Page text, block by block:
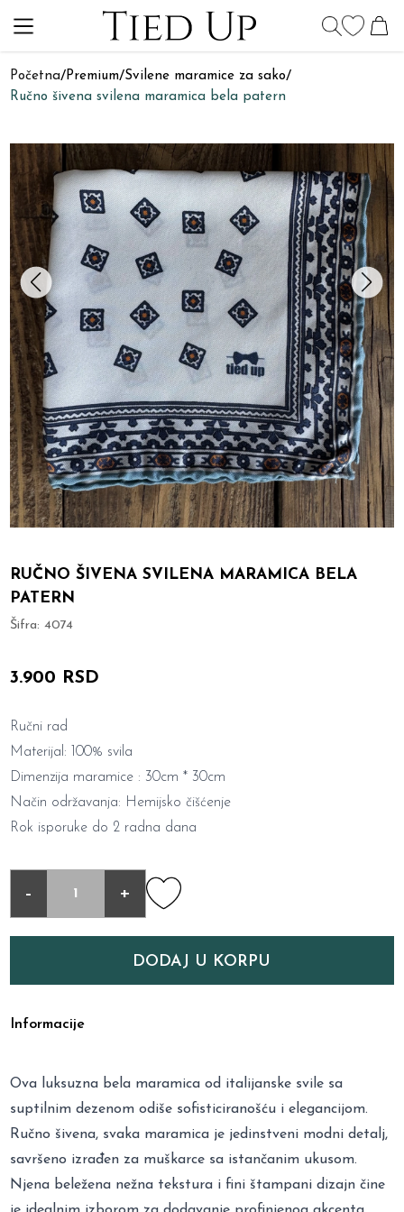
Početna/Premium/Svilene maramice za sako/
Ručno šivena svilena maramica bela patern
RUČNO ŠIVENA SVILENA MARAMICA BELA
PATERN
Šifra:4074
3.900 RSD
Ručni rad
Materijal: 100% svila
Dimenzija maramice : 30cm * 30cm
Način održavanja: Hemijsko čišćenje
Rok isporuke do 2 radna dana
- +
DODAJ U KORPU
Informacije
Ova luksuzna bela maramica od italijanske svile sa
suptilnim dezenom odiše sofisticiranošću i elegancijom.
Ručno šivena, svaka maramica je jedinstveni modni detalj,
savršeno izrađen za muškarce sa istančanim ukusom.
Njena beležena nežna tekstura i fini štampani dizajn čine